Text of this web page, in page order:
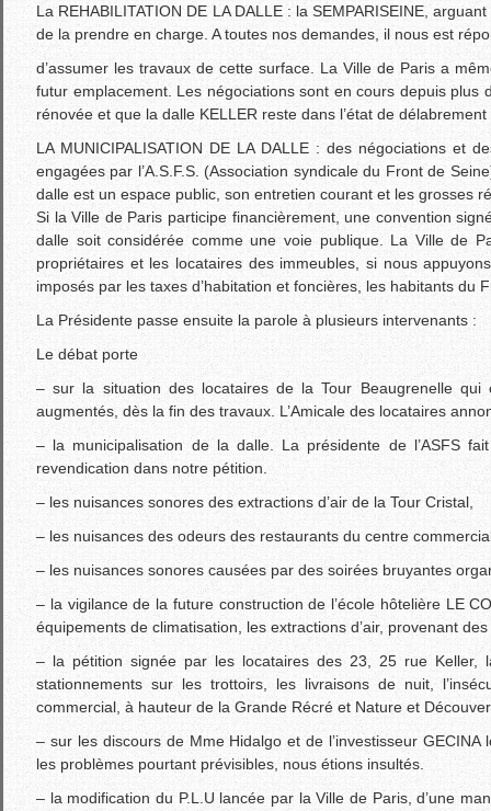
La REHABILITATION DE LA DALLE : la SEMPARISEINE,
de la prendre en charge. A toutes nos demandes, il nous est
d’assumer les travaux de cette surface. La Ville de Paris a
futur emplacement. Les négociations sont en cours depuis plus
rénovée et que la dalle KELLER reste dans l’état de délabrement
LA MUNICIPALISATION DE LA DALLE : des négociations et
engagées par l’A.S.F.S. (Association syndicale du Front de
dalle est un espace public, son entretien courant et les grosses
Si la Ville de Paris participe financièrement, une convention
dalle soit considérée comme une voie publique. La Ville de
propriétaires et les locataires des immeubles, si nous
imposés par les taxes d’habitation et foncières, les habitants du
La Présidente passe ensuite la parole à plusieurs intervenants :
Le débat porte
– sur la situation des locataires de la Tour Beaugrenelle
augmentés, dès la fin des travaux. L’Amicale des locataires
– la municipalisation de la dalle. La présidente de l’ASFS
revendication dans notre pétition.
– les nuisances sonores des extractions d’air de la Tour Cristal,
– les nuisances des odeurs des restaurants du centre
– les nuisances sonores causées par des soirées bruyantes
– la vigilance de la future construction de l’école hôtelière LE
équipements de climatisation, les extractions d’air, provenant
– la pétition signée par les locataires des 23, 25 rue Keller,
stationnements sur les trottoirs, les livraisons de nuit,
commercial, à hauteur de la Grande Récré et Nature et
– sur les discours de Mme Hidalgo et de l’investisseur
les problèmes pourtant prévisibles, nous étions insultés.
– la modification du P.L.U lancée par la Ville de Paris, d’une